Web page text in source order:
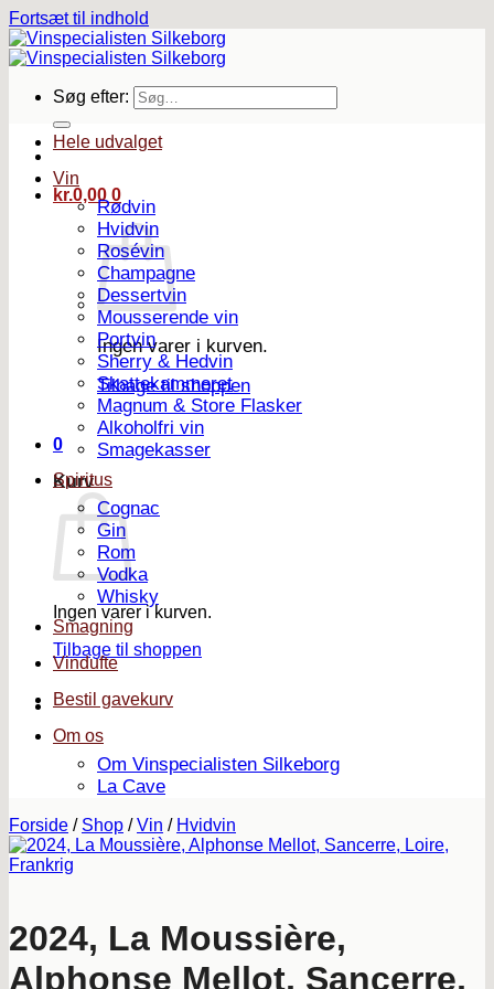
Fortsæt til indhold
Søg efter:
kr.0,00 0
Ingen varer i kurven.
Tilbage til shoppen
0
Kurv
Ingen varer i kurven.
Tilbage til shoppen
Hele udvalget
Vin
Rødvin
Hvidvin
Rosévin
Champagne
Dessertvin
Mousserende vin
Portvin
Sherry & Hedvin
Skattekammeret
Magnum & Store Flasker
Alkoholfri vin
Smagekasser
Spiritus
Cognac
Gin
Rom
Vodka
Whisky
Smagning
Vindufte
Bestil gavekurv
Om os
Om Vinspecialisten Silkeborg
La Cave
Forside / Shop / Vin / Hvidvin
2024, La Moussière,
Alphonse Mellot, Sancerre,